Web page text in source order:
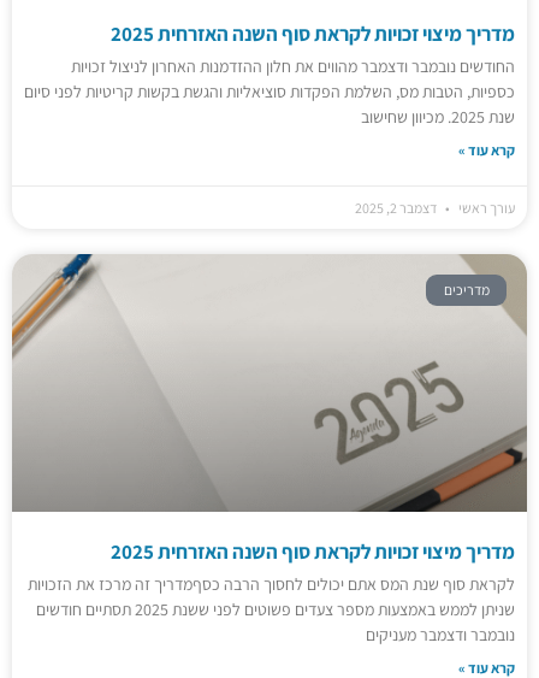
מדריך מיצוי זכויות לקראת סוף השנה האזרחית 2025
החודשים נובמבר ודצמבר מהווים את חלון ההזדמנות האחרון לניצול זכויות
כספיות, הטבות מס, השלמת הפקדות סוציאליות והגשת בקשות קריטיות לפני סיום
שנת 2025. מכיוון שחישוב
קרא עוד »
עורך ראשי דצמבר 2, 2025
מדריכים
מדריך מיצוי זכויות לקראת סוף השנה האזרחית 2025
לקראת סוף שנת המס אתם יכולים לחסוך הרבה כסףמדריך זה מרכז את הזכויות
שניתן לממש באמצעות מספר צעדים פשוטים לפני ששנת 2025 תסתיים חודשים
נובמבר ודצמבר מעניקים
קרא עוד »